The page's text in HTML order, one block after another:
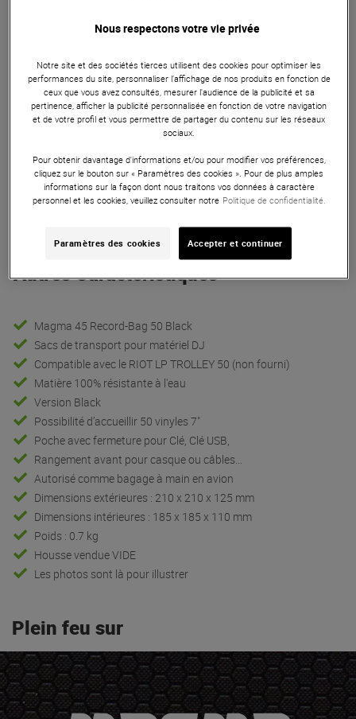
Magma Bags 45 Record-Bag 50 est un sac de transport qui
peut contenir jusqu'à 50 disques vinyles de 7 pouces.
ARTICLE N° 72242
Présentation
Autres Caractéristiques
Magma 45 Record-Bag 50 Black
Sacs de transport pour matériel DJ
Compatible avec le RIOT LP TROLLEY 50 (non fourni)
Matière 100% résistante à l'eau
Version Black
Possibilité d’accueillir 50 vinyles 7"
Poche avec fermeture pour Clé, Clé USB,
Rangement avant pour casque ou câbles...
Autorisé comme bagage à main en avion
Dimensions extérieures : 210 x 210 x 125 mm
Dimensions intérieures : 185 x 185 x 110 mm
Poids : 0.7 kg
Housse vendue VIDE
Les photos sont là pour illustrer
Plein feu sur
Nous respectons votre vie privée
Notre site et des sociétés tierces utilisent des cookies pour optimiser les
performances du site, personnaliser l’affichage de nos produits en fonction de
ceux que vous avez consultés, mesurer l'audience de la publicité et sa
pertinence, afficher la publicité personnalisée en fonction de votre navigation
et de votre profil et vous permettre de partager du contenu sur les réseaux
sociaux.
Pour obtenir davantage d'informations et/ou pour modifier vos préférences,
cliquez sur le bouton sur « Paramètres des cookies ». Pour de plus amples
informations sur la façon dont nous traitons vos données à caractère
personnel et les cookies, veuillez consulter notre Politique de confidentialité.
Paramètres des cookies Accepter et continuer